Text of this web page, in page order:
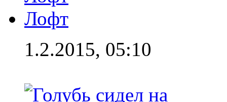
Лофт
1.2.2015, 05:10